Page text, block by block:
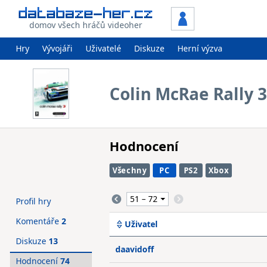
domov všech hráčů videoher
Hry Vývojáři Uživatelé Diskuze Herní výzva
Colin McRae Rally 3
Hodnocení
Všechny PC PS2 Xbox
Uživatel
daavidoff
Profil hry
Komentáře 2
Diskuze 13
Hodnocení 74